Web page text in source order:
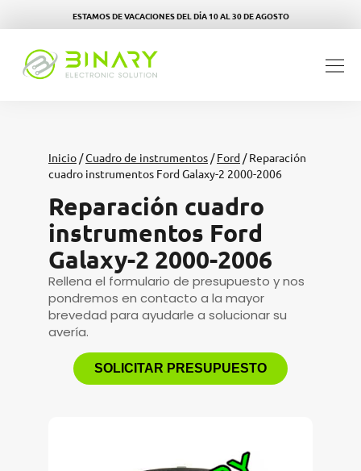
ESTAMOS DE VACACIONES DEL DÍA 10 AL 30 DE AGOSTO
Inicio /Cuadro de instrumentos /Ford / Reparación
cuadro instrumentos Ford Galaxy-2 2000-2006
Reparación cuadro
instrumentos Ford
Galaxy-2 2000-2006
Rellena el formulario de presupuesto y nos
pondremos en contacto a la mayor
brevedad para ayudarle a solucionar su
avería.
SOLICITAR PRESUPUESTO